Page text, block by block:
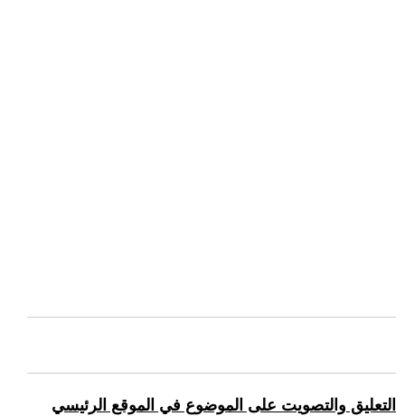
التعليق والتصويت على الموضوع في الموقع الرئيسي